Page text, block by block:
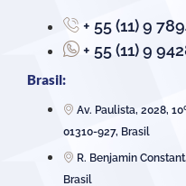
+ 55 (11) 9
+ 55 (11) 9
Brasil:
Av. Paulista, 2028,
01310-927, Brasil
R. Benjamin
Brasil